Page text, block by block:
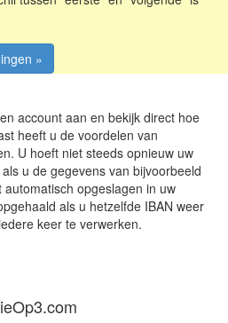
»
account aan en bekijk direct hoe
heeft u de voordelen van
U hoeft niet steeds opnieuw uw
u de gegevens van bijvoorbeeld
opgeslagen in uw
als u hetzelfde IBAN weer
keer te verwerken.